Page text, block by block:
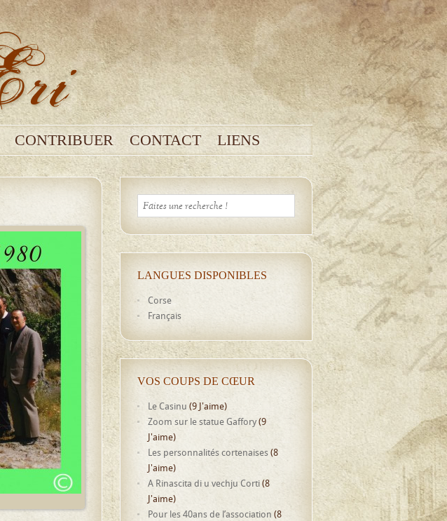
CONTRIBUER CONTACT LIENS
LANGUES DISPONIBLES
Corse
Français
VOS COUPS DE CŒUR
Le Casinu (9 J'aime)
Zoom sur le statue Gaffory(9
J'aime)
Les personnalités cortenaises(8
J'aime)
A Rinascita di u vechju Corti(8
J'aime)
Pour les 40ans de l’association (8